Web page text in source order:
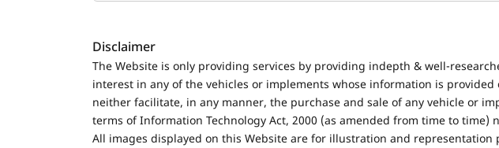
Disclaimer
The Website is only providing services by providing indepth & well-
interest in any of the vehicles or implements whose information is provided
neither facilitate, in any manner, the purchase and sale of any vehicle or
terms of Information Technology Act, 2000 (as amended from time to time)
All images displayed on this Website are for illustration and